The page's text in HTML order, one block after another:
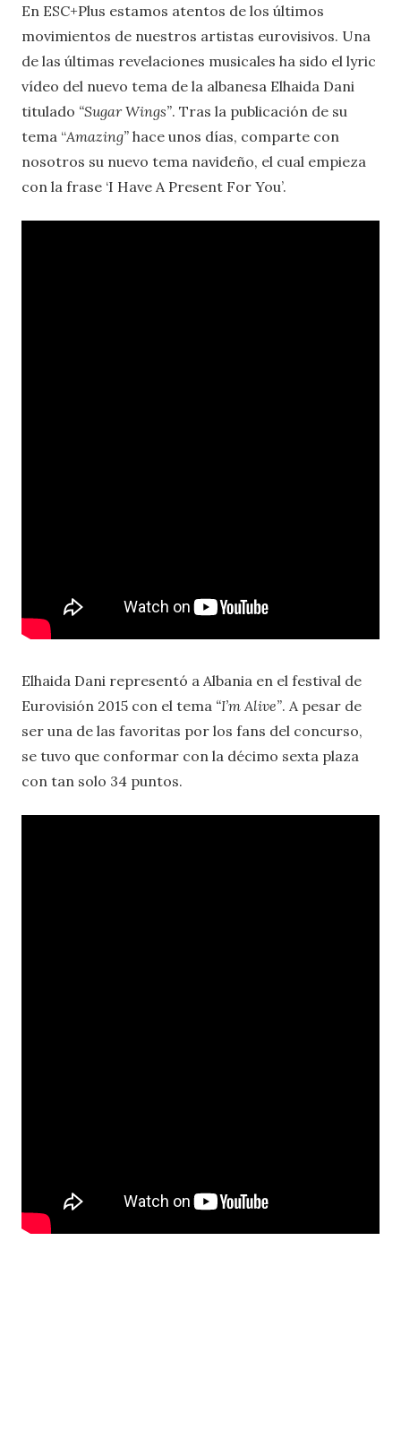
En ESC+Plus estamos atentos de los últimos
movimientos de nuestros artistas eurovisivos. Una
de las últimas revelaciones musicales ha sido el lyric
vídeo del nuevo tema de la albanesa Elhaida Dani
titulado “Sugar Wings”. Tras la publicación de su
tema “Amazing” hace unos días, comparte con
nosotros su nuevo tema navideño, el cual empieza
con la frase ‘I Have A Present For You’.
Elhaida Dani representó a Albania en el festival de
Eurovisión 2015 con el tema “I’m Alive”. A pesar de
ser una de las favoritas por los fans del concurso,
se tuvo que conformar con la décimo sexta plaza
con tan solo 34 puntos.